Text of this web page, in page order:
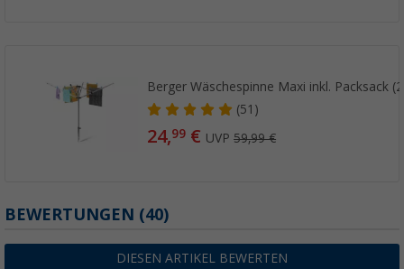
Berger Wäschespinne Maxi inkl. Packsack
(51)
24,99 € UVP59,99 €
BEWERTUNGEN (40)
DIESEN ARTIKEL BEWERTEN